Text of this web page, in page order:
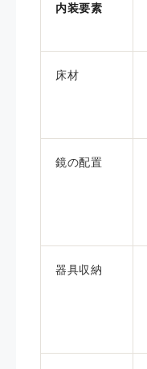
内装要素
床材
鏡の配置
器具収納